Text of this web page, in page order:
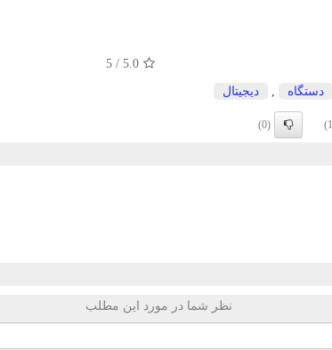
5.0
/ 5
دستگاه دیجیتال
(0)
نظر شما در مورد این مطلب